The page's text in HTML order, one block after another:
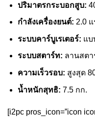
ปริมาตรกระบอกสูบ:
กำลังเครื่องยนต์: 2.0
ระบบคาร์บูเรเตอร์: แบ
ระบบสตาร์ท: ลานสตา
ความเร็วรอบ: สูงสุด
น้ำหนักสุทธิ: 7.5 กก.
[i2pc pros_icon=”icon